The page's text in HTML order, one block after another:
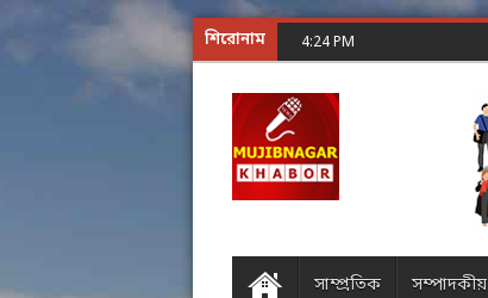
শিরোনাম 4:24 PM
সাম্প্রতিক সম্পাদকীয়